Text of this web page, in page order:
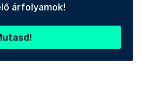
árfolyamok!